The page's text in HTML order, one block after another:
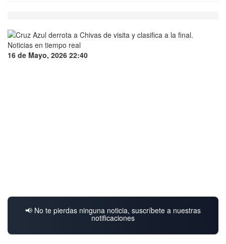
16 de Mayo, 2026 22:40
📢 No te pierdas ninguna noticia, suscríbete a nuestras
notificaciones